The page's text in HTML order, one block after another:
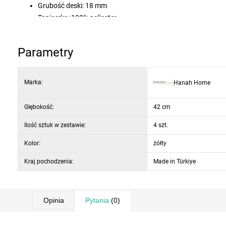
Grubość deski: 18 mm
Tapicerka: 100% poliester
Kolor: żółty i czarny
Parametry
Marka: Hanah Home
Głębokość: 42 cm
Ilość sztuk w zestawie: 4 szt.
Kolor: żółty
Kraj pochodzenia: Made in Türkiye
Opinia Pytania (0)